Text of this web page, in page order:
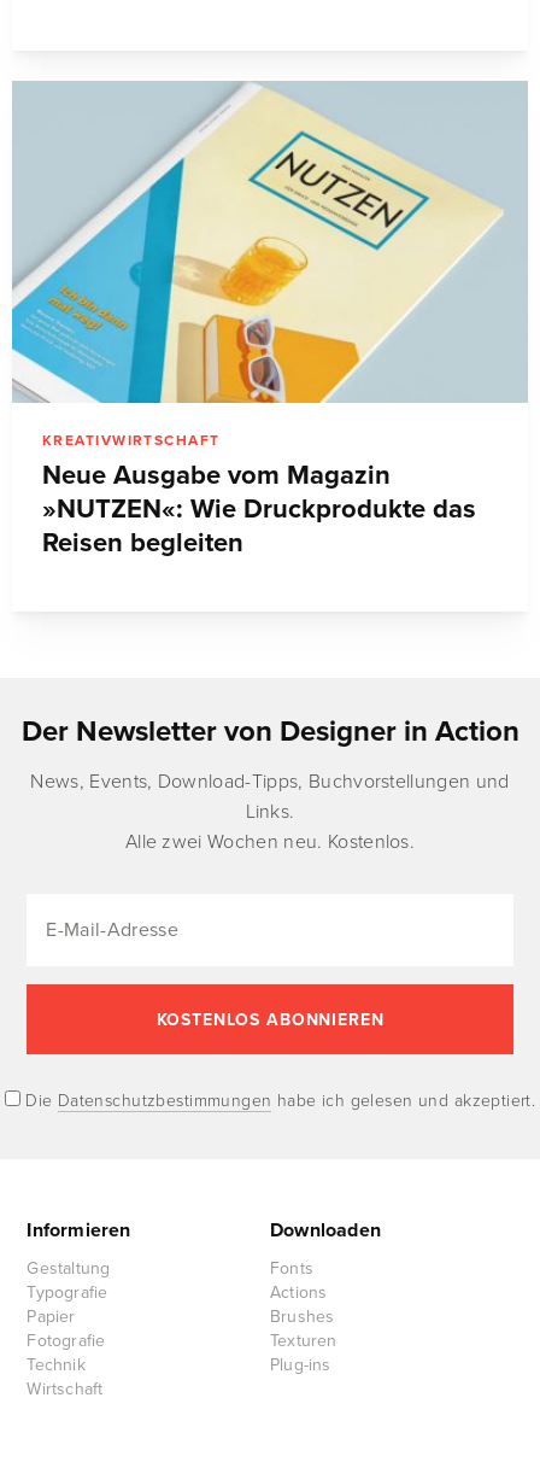
KREATIVWIRTSCHAFT
Neue Ausgabe vom Magazin
»NUTZEN«: Wie Druckprodukte das
Reisen begleiten
Der Newsletter von Designer in Action
News, Events, Download-Tipps, Buchvorstellungen und
Links.
Alle zwei Wochen neu. Kostenlos.
Die Datenschutzbestimmungen habe ich gelesen und akzeptiert.
Informieren
Gestaltung
Typografie
Papier
Fotografie
Technik
Wirtschaft
Downloaden
Fonts
Actions
Brushes
Texturen
Plug-ins